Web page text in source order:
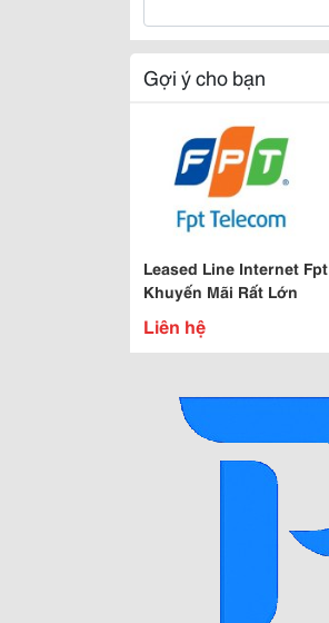
Gợi ý cho bạn
Leased Line Internet Fpt
Khuyến Mãi Rất Lớn
Liên hệ